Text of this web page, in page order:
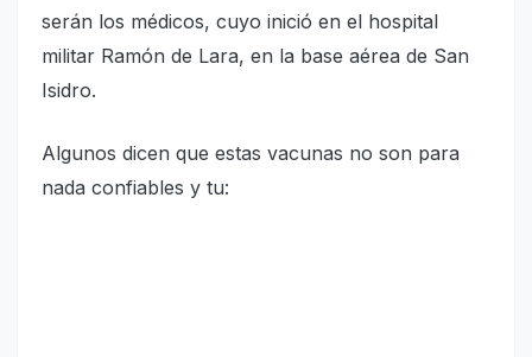
serán los médicos, cuyo inició en el hospital
militar Ramón de Lara, en la base aérea de San
Isidro.
Algunos dicen que estas vacunas no son para
nada confiables y tu: